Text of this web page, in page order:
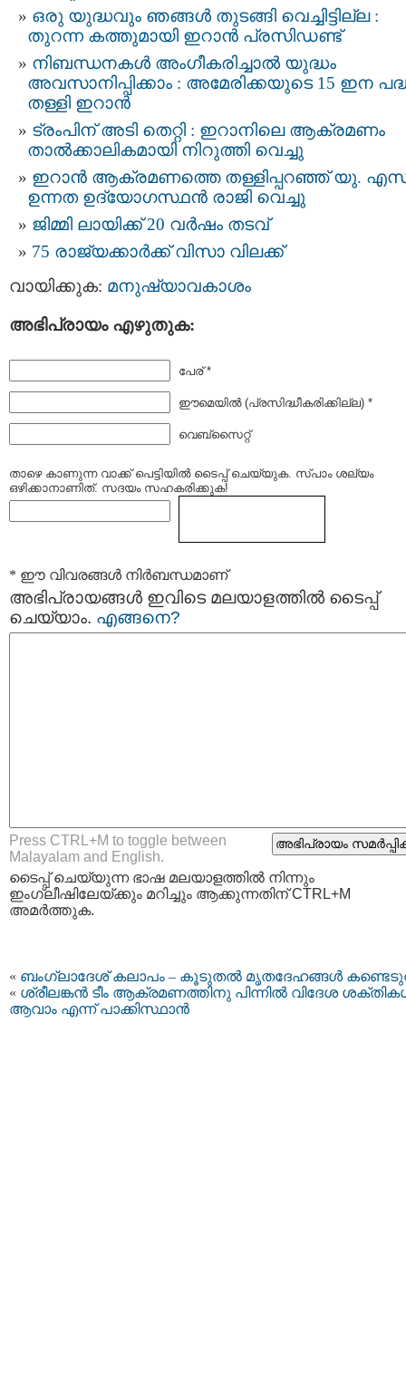
ഒരു യുദ്ധവും ഞങ്ങള്‍ തുടങ്ങി വെച്ചിട്ടില്ല :
തുറന്ന കത്തുമായി ഇറാൻ പ്രസിഡണ്ട്
നിബന്ധനകൾ അംഗീകരിച്ചാൽ യുദ്ധം
അവസാനിപ്പിക്കാം : അമേരിക്കയുടെ 15 ഇന
തള്ളി ഇറാൻ
ട്രംപിന് അടി തെറ്റി : ഇറാനിലെ ആക്രമണം
താൽക്കാലികമായി നിറുത്തി വെച്ചു
ഇറാന്‍ ആക്രമണത്തെ തള്ളിപ്പറഞ്ഞ് യു.
ഉന്നത ഉദ്യോഗസ്ഥൻ രാജി വെച്ചു
ജിമ്മി ലായിക്ക് 20 വർഷം തടവ്
75 രാജ്യക്കാർക്ക് വിസാ വിലക്ക്
വായിക്കുക: മനുഷ്യാവകാശം
അഭിപ്രായം എഴുതുക:
പേര് *
ഈമെയില്‍ (പ്രസിദ്ധീകരിക്കില്ല) *
വെബ്സൈറ്റ്
താഴെ കാണുന്ന വാക്ക് പെട്ടിയില്‍ ടൈപ്പ്‌ ചെയ്യുക. സ്പാം ശല്യം
ഒഴിക്കാനാണിത്. സദയം സഹകരിക്കുക!
* ഈ വിവരങ്ങള്‍ നിര്‍ബന്ധമാണ്
അഭിപ്രായങ്ങള്‍ ഇവിടെ മലയാളത്തില്‍ ടൈപ്പ്
ചെയ്യാം. എങ്ങനെ?
Press CTRL+M to toggle between
Malayalam and English.
ടൈപ്പ്‌ ചെയ്യുന്ന ഭാഷ മലയാളത്തില്‍ നിന്നും
ഇംഗ്ലീഷിലേയ്ക്കും മറിച്ചും ആക്കുന്നതിന് CTRL+M
അമര്‍ത്തുക.
« ബംഗ്ലാദേശ് കലാപം – കൂടുതല്‍ മൃതദേഹങ്ങള്‍
« ശ്രീലങ്കന്‍ ടീം ആക്രമണത്തിനു പിന്നില്‍ വിദേശ
ആവാം എന്ന് പാക്കിസ്ഥാന്‍